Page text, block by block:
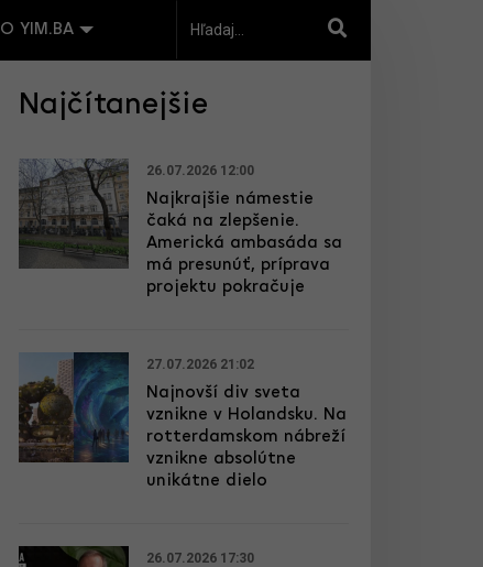
O YIM.BA
Najčítanejšie
26.07.2026 12:00
Najkrajšie námestie
čaká na zlepšenie.
Americká ambasáda sa
má presunúť, príprava
projektu pokračuje
27.07.2026 21:02
Najnovší div sveta
vznikne v Holandsku. Na
rotterdamskom nábreží
vznikne absolútne
unikátne dielo
26.07.2026 17:30